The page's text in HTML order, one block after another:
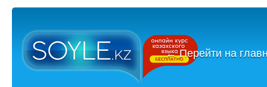
←Перейти на